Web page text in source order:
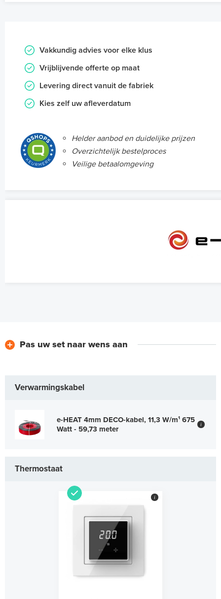
Vakkundig advies voor elke klus
Vrijblijvende offerte op maat
Levering direct vanuit de fabriek
Kies zelf uw afleverdatum
Helder aanbod en duidelijke prijzen
Overzichtelijk bestelproces
Veilige betaalomgeving
Pas uw set naar wens aan
Verwarmingskabel
e-HEAT 4mm DECO-kabel, 11,3 W/m¹ 675
Watt - 59,73 meter
i
Thermostaat
i